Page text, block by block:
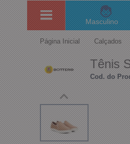
Masculino
Página Inicial Calçados
Tênis
Cod. do